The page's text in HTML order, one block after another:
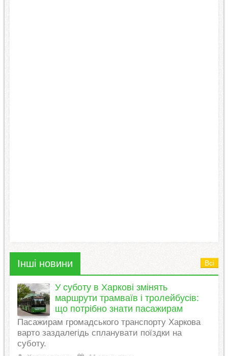
Інші новини Всі
У суботу в Харкові змінять
маршрути трамваїв і тролейбусів:
що потрібно знати пасажирам
Пасажирам громадського транспорту Харкова
варто заздалегідь спланувати поїздки на
суботу.